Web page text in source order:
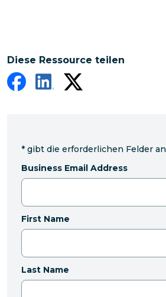
Diese Ressource teilen
* gibt die erforderlichen Felder an
Business Email Address
First Name
Last Name